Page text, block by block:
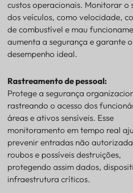
custos operacionais. Monitorar o
dos veículos, como velocidade,
de combustível e mau
aumenta a segurança e garante o
desempenho ideal.
Rastreamento de pessoal:
Protege a segurança
rastreando o acesso dos
áreas e ativos sensíveis. Esse
monitoramento em tempo real
prevenir entradas não
roubos e possíveis destruições,
protegendo assim dados,
infraestrutura críticos.